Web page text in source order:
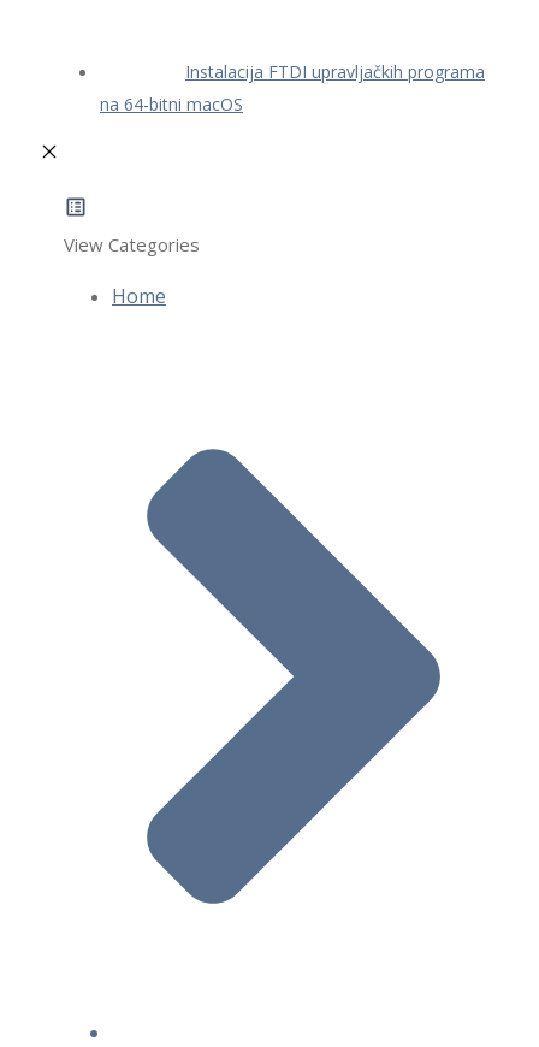
Instalacija FTDI upravljačkih programa
na 64-bitni macOS
View Categories
Home